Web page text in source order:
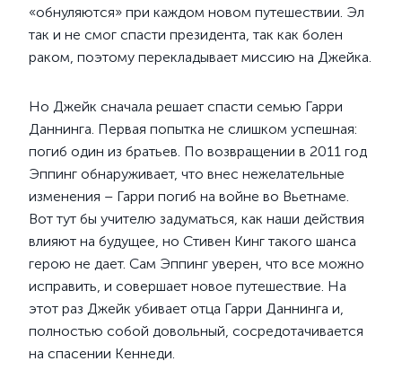
«обнуляются» при каждом новом путешествии. Эл
так и не смог спасти президента, так как болен
раком, поэтому перекладывает миссию на Джейка.
Но Джейк сначала решает спасти семью Гарри
Даннинга. Первая попытка не слишком успешная:
погиб один из братьев. По возвращении в 2011 год
Эппинг обнаруживает, что внес нежелательные
изменения – Гарри погиб на войне во Вьетнаме.
Вот тут бы учителю задуматься, как наши действия
влияют на будущее, но Стивен Кинг такого шанса
герою не дает. Сам Эппинг уверен, что все можно
исправить, и совершает новое путешествие. На
этот раз Джейк убивает отца Гарри Даннинга и,
полностью собой довольный, сосредотачивается
на спасении Кеннеди.